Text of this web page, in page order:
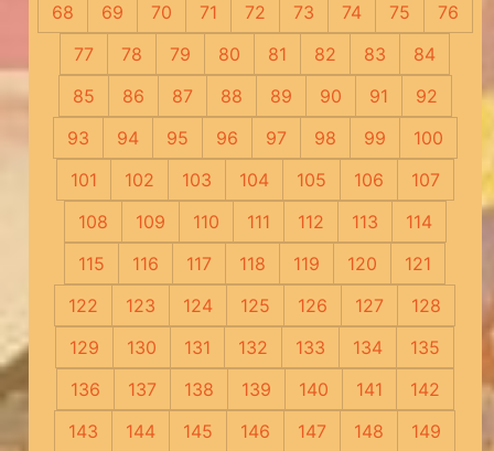
68
69 70 71 72 73 74 75
76
77
78 79 80 81 82 83
84
85
86 87 88 89 90 91
92
93
94 95 96 97 98 99
100
101
102 103 104 105 106
107
108
109 110 111 112 113
114
115
116 117 118 119 120
121
122
123 124 125 126 127
128
129
130 131 132 133 134
135
136
137 138 139 140 141
142
143
144 145 146 147 148
149